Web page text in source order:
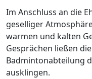
Im Anschluss an die
geselliger
warmen und kalten
Gesprächen ließen
Badmintonabteilung
ausklingen.